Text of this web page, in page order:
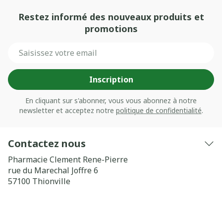
Restez informé des nouveaux produits et
promotions
Inscription
En cliquant sur s'abonner, vous vous abonnez à notre
newsletter et acceptez notre politique de confidentialité.
Contactez nous
Pharmacie Clement Rene-Pierre
rue du Marechal Joffre 6
57100 Thionville